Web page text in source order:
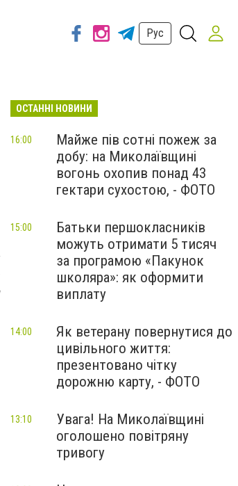
Рус
ОСТАННІ НОВИНИ
Майже пів сотні пожеж за
добу: на Миколаївщині
вогонь охопив понад 43
гектари сухостою, - ФОТО
16:00
Батьки першокласників
можуть отримати 5 тисяч
за програмою «Пакунок
школяра»: як оформити
виплату
15:00
Як ветерану повернутися до
цивільного життя:
презентовано чітку
дорожню карту, - ФОТО
14:00
Увага! На Миколаївщині
оголошено повітряну
тривогу
13:10